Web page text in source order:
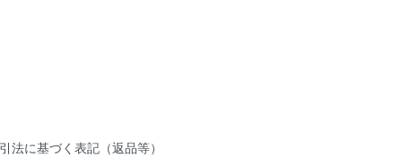
法に基づく表記（返品等）